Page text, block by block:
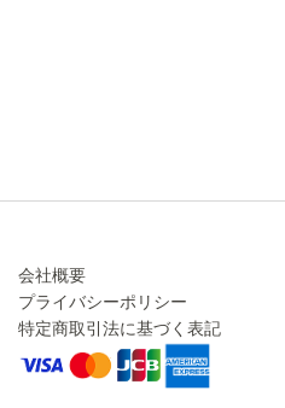
会社概要
プライバシーポリシー
特定商取引法に基づく表記